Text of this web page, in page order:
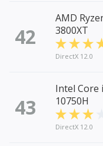
42
AMD
3800XT
DirectX 12.0
43
Intel Core
10750H
DirectX 12.0